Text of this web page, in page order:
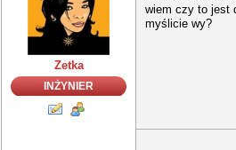
Zetka
INŻYNIER
wiem czy to jest
myślicie wy?